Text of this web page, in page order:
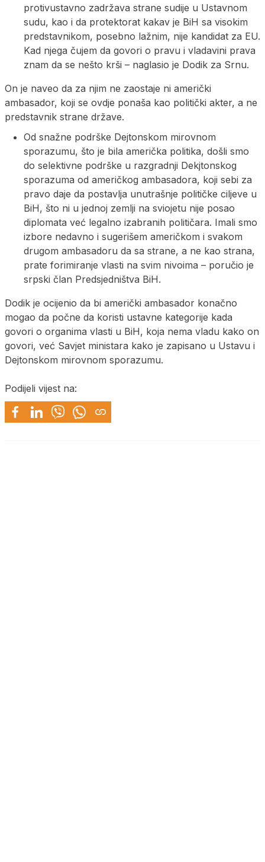
protivustavno zadržava strane sudije u Ustavnom
sudu, kao i da protektorat kakav je BiH sa visokim
predstavnikom, posebno lažnim, nije kandidat za EU.
Kad njega čujem da govori o pravu i vladavini prava
znam da se nešto krši – naglasio je Dodik za Srnu.
On je naveo da za njim ne zaostaje ni američki
ambasador, koji se ovdje ponaša kao politički akter, a ne
predstavnik strane države.
Od snažne podrške Dejtonskom mirovnom
sporazumu, što je bila američka politika, došli smo
do selektivne podrške u razgradnji Dekjtonskog
sporazuma od američkog ambasadora, koji sebi za
pravo daje da postavlja unutrašnje političke ciljeve u
BiH, što ni u jednoj zemlji na sviojetu nije posao
diplomata već legalno izabranih političara. Imali smo
izbore nedavno i sugerišem američkom i svakom
drugom ambasadoru da sa strane, a ne kao strana,
prate forimiranje vlasti na svim nivoima – poručio je
srpski član Predsjedništva BiH.
Dodik je ocijenio da bi američki ambasador konačno
mogao da počne da koristi ustavne kategorije kada
govori o organima vlasti u BiH, koja nema vladu kako on
govori, već Savjet ministara kako je zapisano u Ustavu i
Dejtonskom mirovnom sporazumu.
Podijeli vijest na: